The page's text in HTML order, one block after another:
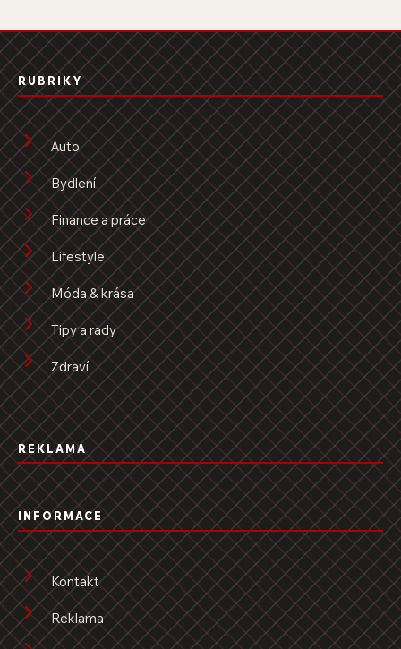
RUBRIKY
Auto
Bydlení
Finance a práce
Lifestyle
Móda & krása
Tipy a rady
Zdraví
REKLAMA
INFORMACE
Kontakt
Reklama